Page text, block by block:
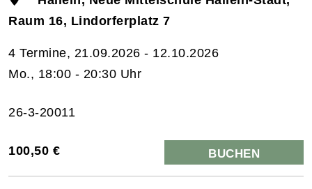
Raum 16, Lindorferplatz 7
4 Termine, 21.09.2026 - 12.10.2026
Mo., 18:00 - 20:30 Uhr
26-3-20011
100,50 € BUCHEN